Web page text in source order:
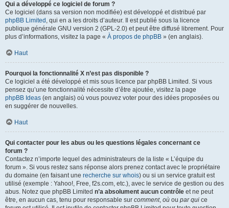
Qui a développé ce logiciel de forum ?
Ce logiciel (dans sa version non modifiée) est développé et distribué par
phpBB Limited , qui en a les droits d’auteur. Il est publié sous la licence
publique générale GNU version 2 (GPL-2.0) et peut être diffusé librement. Pour
plus d’informations, visitez la page « À propos de phpBB » (en anglais).
Haut
Pourquoi la fonctionnalité X n’est pas disponible ?
Ce logiciel a été développé et mis sous licence par phpBB Limited. Si vous
pensez qu’une fonctionnalité nécessite d’être ajoutée, visitez la page
phpBB Ideas (en anglais) où vous pouvez voter pour des idées proposées ou
en suggérer de nouvelles.
Haut
Qui contacter pour les abus ou les questions légales concernant ce
forum ?
Contactez n’importe lequel des administrateurs de la liste « L’équipe du
forum ». Si vous restez sans réponse alors prenez contact avec le propriétaire
du domaine (en faisant une recherche sur whois) ou si un service gratuit est
utilisé (exemple : Yahoo!, Free, f2s.com, etc.), avec le service de gestion ou des
abus. Notez que phpBB Limited n’a absolument aucun contrôle et ne peut
être, en aucun cas, tenu pour responsable sur comment, où ou par qui ce